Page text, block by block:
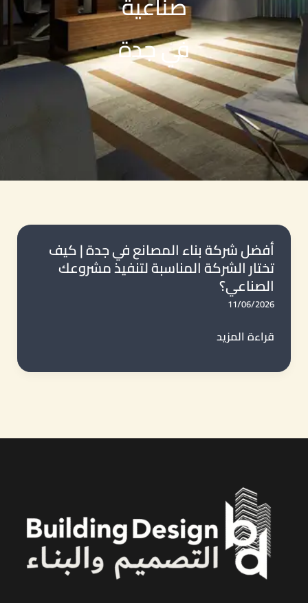
في جدة
أفضل شركة بناء المصانع في جدة | كيف
تختار الشركة المناسبة لتنفيذ مشروعك
الصناعي؟
11/06/2026
أفضل
بناء
جدة
تختار
الشركة
المناسبة
لتنفيذ
مشروعك
قراءة المزيد